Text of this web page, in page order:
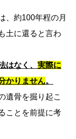
、約100年程の月
土に還ると言わ
はなく、 実際に
かりません。
遺骨を掘り起こ
ことを前提に考